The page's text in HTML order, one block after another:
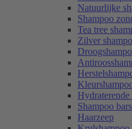
Natuurlijke
Shampoo
Tea tree
Zilver
Hydraterende
Shampoo bars
Haarzeep